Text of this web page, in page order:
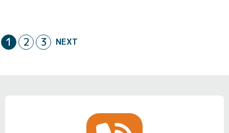
1 2 3 NEXT